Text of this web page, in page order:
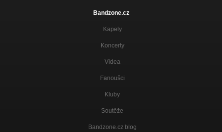
Bandzone.cz
Kapely
Koncerty
Videa
Fanoušci
Kluby
Soutěže
Bandzone.cz blog